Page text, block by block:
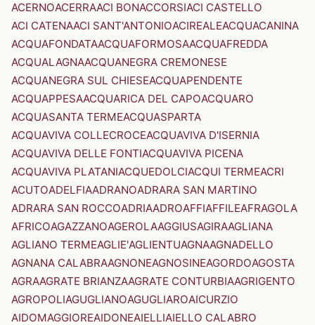
ACERNOACERRAACI BONACCORSIACI CASTELLO
ACI CATENAACI SANT'ANTONIOACIREALEACQUACANINA
ACQUAFONDATAACQUAFORMOSAACQUAFREDDA
ACQUALAGNAACQUANEGRA CREMONESE
ACQUANEGRA SUL CHIESEACQUAPENDENTE
ACQUAPPESAACQUARICA DEL CAPOACQUARO
ACQUASANTA TERMEACQUASPARTA
ACQUAVIVA COLLECROCEACQUAVIVA D'ISERNIA
ACQUAVIVA DELLE FONTIACQUAVIVA PICENA
ACQUAVIVA PLATANIACQUEDOLCIACQUI TERMEACRI
ACUTOADELFIAADRANOADRARA SAN MARTINO
ADRARA SAN ROCCOADRIAADROAFFIAFFILEAFRAGOLA
AFRICOAGAZZANOAGEROLAAGGIUSAGIRAAGLIANA
AGLIANO TERMEAGLIE'AGLIENTUAGNAAGNADELLO
AGNANA CALABRAAGNONEAGNOSINEAGORDOAGOSTA
AGRAAGRATE BRIANZAAGRATE CONTURBIAAGRIGENTO
AGROPOLIAGUGLIANOAGUGLIAROAICURZIO
AIDOMAGGIOREAIDONEAIELLIAIELLO CALABRO